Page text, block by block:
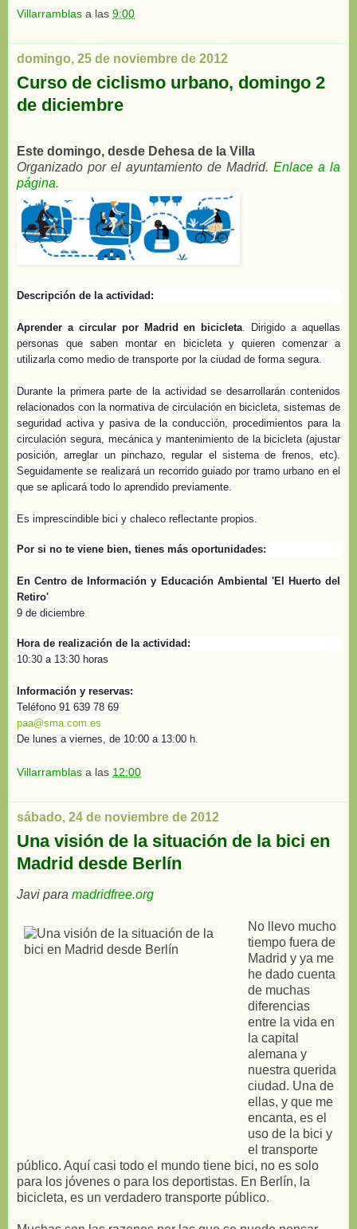
Villarramblas a las 9:00
domingo, 25 de noviembre de 2012
Curso de ciclismo urbano, domingo 2
de diciembre
Este domingo, desde Dehesa de la Villa
Organizado por el ayuntamiento de Madrid. Enlace a la
página.
Descripción de la actividad:
Aprender a circular por Madrid en bicicleta . Dirigido a aquellas
personas que saben montar en bicicleta y quieren comenzar a
utilizarla como medio de transporte por la ciudad de forma segura.
Durante la primera parte de la actividad se desarrollarán contenidos
relacionados con la normativa de circulación en bicicleta, sistemas de
seguridad activa y pasiva de la conducción, procedimientos para la
circulación segura, mecánica y mantenimiento de la bicicleta (ajustar
posición, arreglar un pinchazo, regular el sistema de frenos, etc).
Seguidamente se realizará un recorrido guiado por tramo urbano en el
que se aplicará todo lo aprendido previamente.
Es imprescindible bici y chaleco reflectante propios.
Por si no te viene bien, tienes más oportunidades:
En Centro de Información y Educación Ambiental 'El Huerto del
Retiro'
9 de diciembre
Hora de realización de la actividad:
10:30 a 13:30 horas
Información y reservas:
Teléfono 91 639 78 69
paa@sma.com.es
De lunes a viernes, de 10:00 a 13:00 h.
Villarramblas a las 12:00
sábado, 24 de noviembre de 2012
Una visión de la situación de la bici en
Madrid desde Berlín
Javi para madridfree.org
No llevo mucho
tiempo fuera de
Madrid y ya me
he dado cuenta
de muchas
diferencias
entre la vida en
la capital
alemana y
nuestra querida
ciudad. Una de
ellas, y que me
encanta, es el
uso de la bici y
el transporte
público. Aquí casi todo el mundo tiene bici, no es solo
para los jóvenes o para los deportistas. En Berlín, la
bicicleta, es un verdadero transporte público.